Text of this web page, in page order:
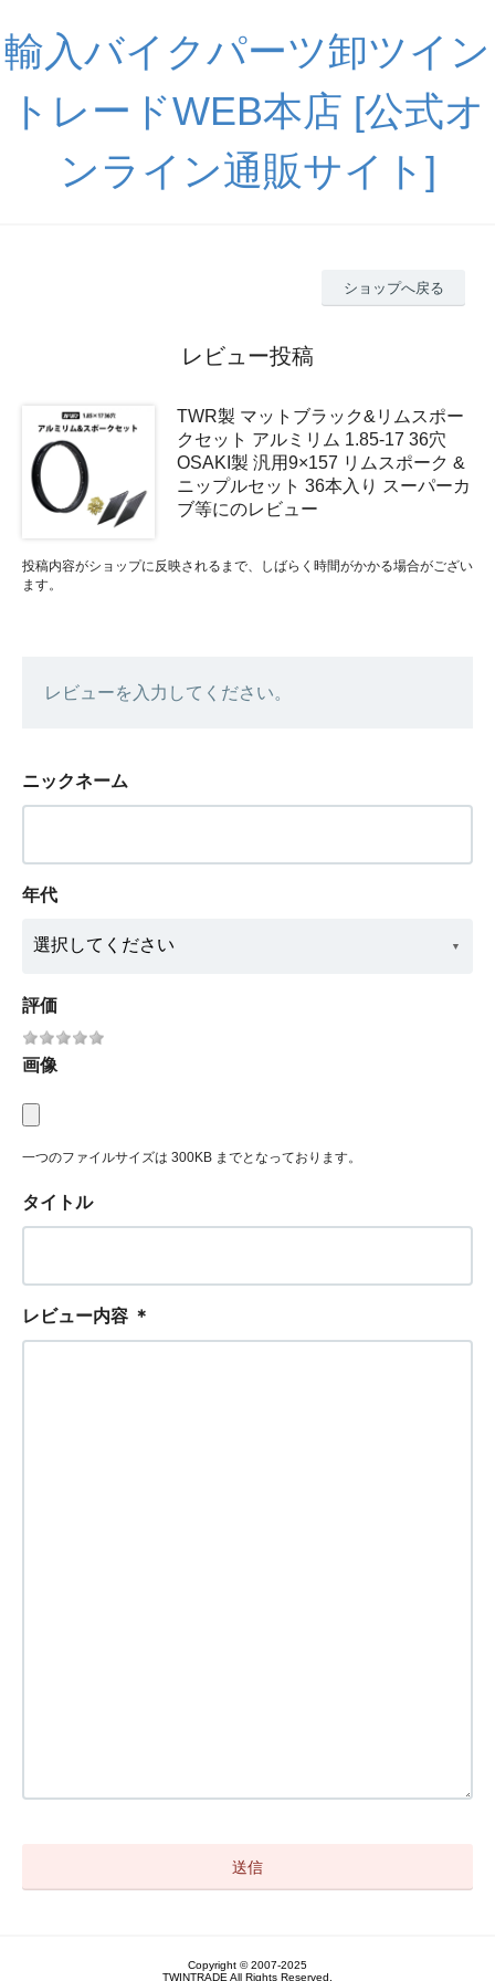
輸入バイクパーツ卸ツイン
トレードWEB本店 [公式オ
ンライン通販サイト]
ショップへ戻る
レビュー投稿
TWR製 マットブラック&リムスポー
クセット アルミリム 1.85-17 36穴
OSAKI製 汎用9×157 リムスポーク &
ニップルセット 36本入り スーパーカ
ブ等にのレビュー
投稿内容がショップに反映されるまで、しばらく時間がかかる場合がござい
ます。
レビューを入力してください。
ニックネーム
年代
評価
画像
一つのファイルサイズは 300KB までとなっております。
タイトル
レビュー内容 ＊
Copyright © 2007-2025
TWINTRADE All Rights Reserved.